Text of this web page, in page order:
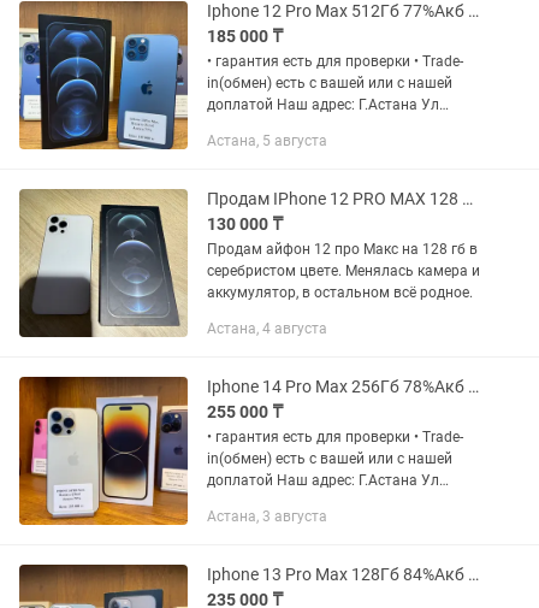
Iphone 12 Pro Max 512Гб 77%Акб Рассрочка 0-0-12
185 000 ₸
• гарантия есть для проверки • Trade-
in(обмен) есть с вашей или с нашей
доплатой Наш адрес: Г.Астана Ул
информации напишите на График
Астана, 5 августа
Продам IPhone 12 PRO MAX 128 gb silver
130 000 ₸
Продам айфон 12 про Макс на 128 гб в
серебристом цвете. Менялась камера и
аккумулятор, в остальном всё родное.
Астана, 4 августа
Iphone 14 Pro Max 256Гб 78%Акб Расссрочка 0-0-12
255 000 ₸
• гарантия есть для проверки • Trade-
in(обмен) есть с вашей или с нашей
доплатой Наш адрес: Г.Астана Ул
информации напишите на График
Астана, 3 августа
Iphone 13 Pro Max 128Гб 84%Акб Рассрочка 0-0-12
235 000 ₸